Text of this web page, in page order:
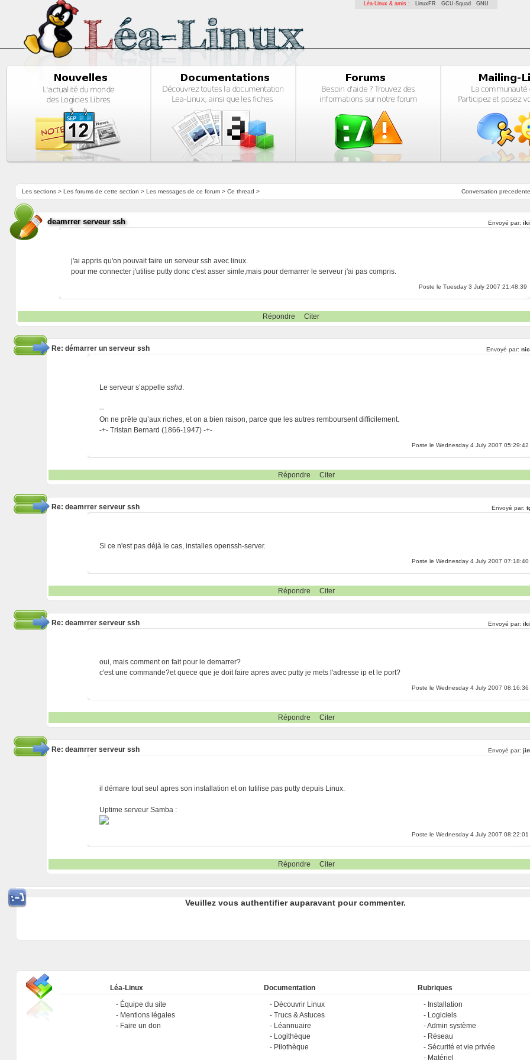
Léa-Linux & amis : LinuxFR GCU-Squad GNU
Conversation precedente
Les sections> Les forums de cette section > Les messages de ce forum> Ce thread >
deamrrer serveur ssh Envoyé par:
j'ai appris qu'on pouvait faire un serveur ssh avec linux.
pour me connecter j'utilise putty donc c'est asser simle,mais pour demarrer le serveur j'ai pas compris.
Poste le Tuesday 3 July 2007 21:48:39
Répondre Citer
Re: démarrer un serveur ssh Envoyé par:
Le serveur s’appellesshd.
--
On ne prête qu’aux riches, et on a bien raison, parce que les autres remboursent difficilement.
-+- Tristan Bernard (1866-1947) -+-
Poste le Wednesday 4 July 2007 05:29:42
Répondre Citer
Re: deamrrer serveur ssh Envoyé par:
Si ce n'est pas déjà le cas, installes openssh-server.
Poste le Wednesday 4 July 2007 07:18:40
Répondre Citer
Re: deamrrer serveur ssh Envoyé par:
oui, mais comment on fait pour le demarrer?
c'est une commande?et quece que je doit faire apres avec putty je mets l'adresse ip et le port?
Poste le Wednesday 4 July 2007 08:16:36
Répondre Citer
Re: deamrrer serveur ssh Envoyé par:
il démare tout seul apres son installation et on tutilise pas putty depuis Linux.
Uptime serveur Samba :
Poste le Wednesday 4 July 2007 08:22:01
Répondre Citer
Veuillez vous authentifier auparavant pour commenter.
Léa-Linux
Équipe du site
Mentions légales
Faire un don
Documentation
Découvrir Linux
Trucs & Astuces
Léannuaire
Logithèque
Pilothèque
Rubriques
Installation
Logiciels
Admin système
Réseau
Sécurité et vie privée
Matériel